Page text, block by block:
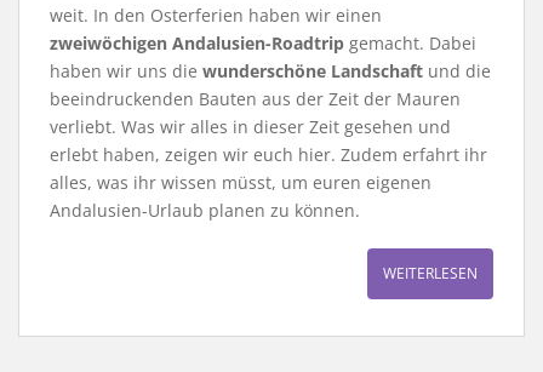
weit. In den Osterferien haben wir einen
zweiwöchigen Andalusien-Roadtrip gemacht. Dabei
haben wir uns die wunderschöne Landschaft und die
beeindruckenden Bauten aus der Zeit der Mauren
verliebt. Was wir alles in dieser Zeit gesehen und
erlebt haben, zeigen wir euch hier. Zudem erfahrt ihr
alles, was ihr wissen müsst, um euren eigenen
Andalusien-Urlaub planen zu können.
WEITERLESEN